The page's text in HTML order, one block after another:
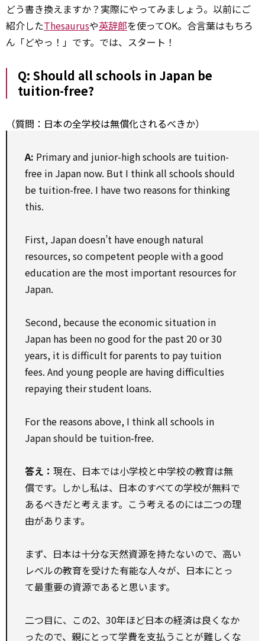
どう書き換えますか？実際にやってみましょう。以前にご
紹介したThesaurusや英辞郎を使ってOK。合言葉はもちろ
ん「どやっ！」です。では、スタート！
Q: Should all schools in Japan be
tuition-free?
（質問：日本の全学校は無償化されるべきか）
A: Primary and junior-high schools are tuition-
free in Japan now. But I think all schools should
be tuition-free. I have two reasons for thinking
this.
First, Japan doesn’t have enough natural
resources, so competent people with a good
education are the most important resources for
Japan.
Second, because the economic situation in
Japan has been no good for the past 20 or 30
years, it is difficult for parents to pay tuition
fees. And young people are having difficulties
repaying their student loans.
For the reasons above, I think all schools in
Japan should be tuition-free.
答え： 現在、日本では小学校と中学校の教育は無
償です。しかし私は、日本のすべての学校が無料で
あるべきだと考えます。こう考えるのには二つの理
由があります。
まず、日本は十分な天然資源を持たないので、高い
レベルの教育を受けた有能な人々が、日本にとっ
て最重要の資源であると思います。
二つ目に、この2、30年ほど日本の経済は良くなか
ったので、親にとって学費を支払うことが難しくな